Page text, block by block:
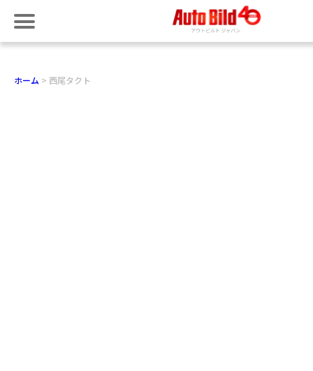
ホーム 西尾タクト